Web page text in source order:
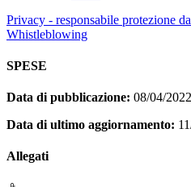
Privacy - responsabile protezione
Whistleblowing
SPESE
Data di pubblicazione: 08/04/2022
Data di ultimo aggiornamento:
Allegati